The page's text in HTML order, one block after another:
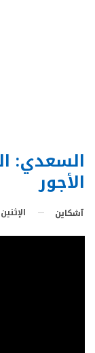
السعدي:
الأجور
آشكاين الإثنين 9 ديسمبر 2024 - 9:45